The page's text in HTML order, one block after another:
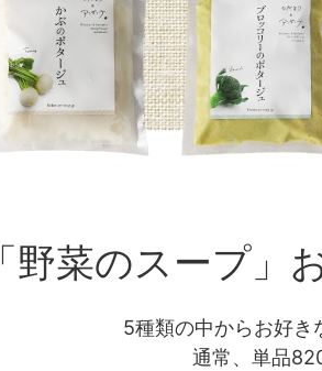
「野菜のスープ」
5種類の中からお好き
通常、単品